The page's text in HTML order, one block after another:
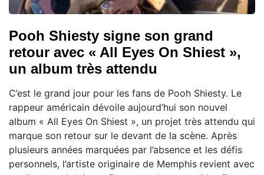
Pooh Shiesty signe son grand
retour avec « All Eyes On Shiest »,
un album très attendu
C’est le grand jour pour les fans de Pooh Shiesty. Le
rappeur américain dévoile aujourd’hui son nouvel
album « All Eyes On Shiest », un projet très attendu qui
marque son retour sur le devant de la scène. Après
plusieurs années marquées par l’absence et les défis
personnels, l’artiste originaire de Memphis revient avec